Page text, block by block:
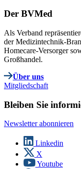
Der BVMed
Als Verband
der Medizintechnik-
Homecare-Versorger
Großhandel.
Über uns
Mitgliedschaft
Bleiben Sie
Newsletter abonnieren
Linkedin
X
Youtube